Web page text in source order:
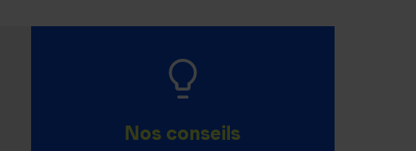
Nos conseils